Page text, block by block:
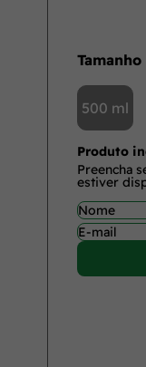
Tamanho
500 ml
Produto
Preencha
estiver